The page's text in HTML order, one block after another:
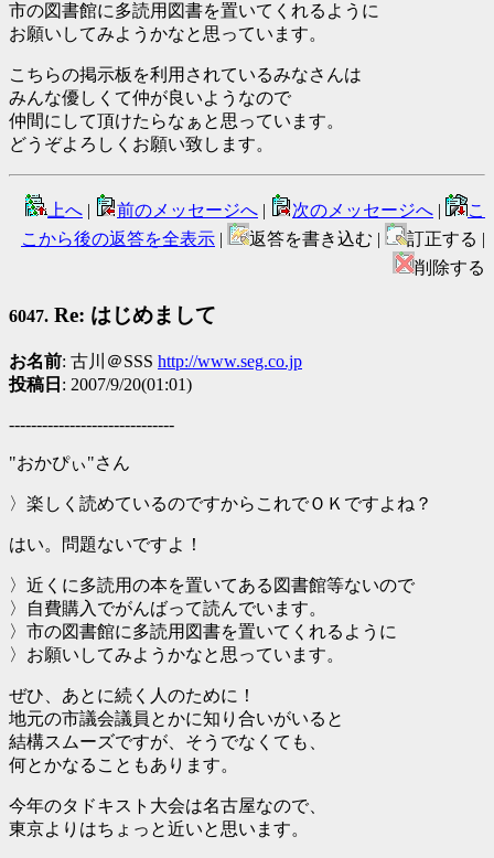
市の図書館に多読用図書を置いてくれるように
お願いしてみようかなと思っています。
こちらの掲示板を利用されているみなさんは
みんな優しくて仲が良いようなので
仲間にして頂けたらなぁと思っています。
どうぞよろしくお願い致します。
上へ | 前のメッセージへ | 次のメッセージへ |
こ
こから後の返答を全表示 | 返答を書き込む |
訂正する |
削除する
6047. Re: はじめまして
お名前: 古川＠SSS http://www.seg.co.jp
投稿日 : 2007/9/20(01:01)
------------------------------
"おかぴぃ"さん
〉楽しく読めているのですからこれでＯＫですよね？
はい。問題ないですよ！
〉近くに多読用の本を置いてある図書館等ないので
〉自費購入でがんばって読んでいます。
〉市の図書館に多読用図書を置いてくれるように
〉お願いしてみようかなと思っています。
ぜひ、あとに続く人のために！
地元の市議会議員とかに知り合いがいると
結構スムーズですが、そうでなくても、
何とかなることもあります。
今年のタドキスト大会は名古屋なので、
東京よりはちょっと近いと思います。